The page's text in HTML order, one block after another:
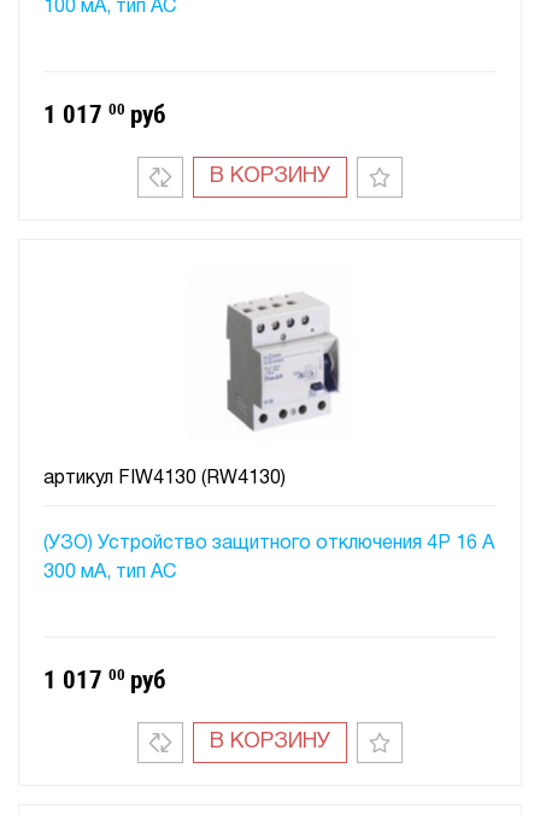
100 мA, тип АC
1 017 00 руб
В КОРЗИНУ
(УЗО) Устройство защитного отключения 4P 16 A
300 мA, тип АC
артикул FIW4130 (RW4130)
1 017 00 руб
В КОРЗИНУ